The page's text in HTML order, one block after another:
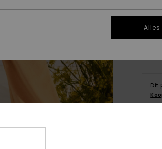
Dit
Alles